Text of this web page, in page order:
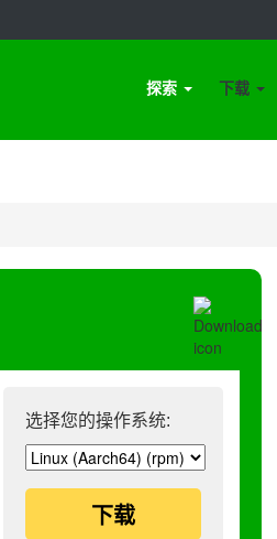
探索 下载
选择您的操作系统:
下载